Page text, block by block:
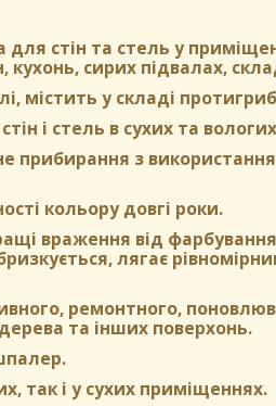
для стін та стель у
сирих підвалах,
містить у складі
і стель в сухих та
прибирання з
кольору довгі роки.
враження від
лягає
ремонтного,
та інших поверхонь.
так і у сухих приміщеннях.